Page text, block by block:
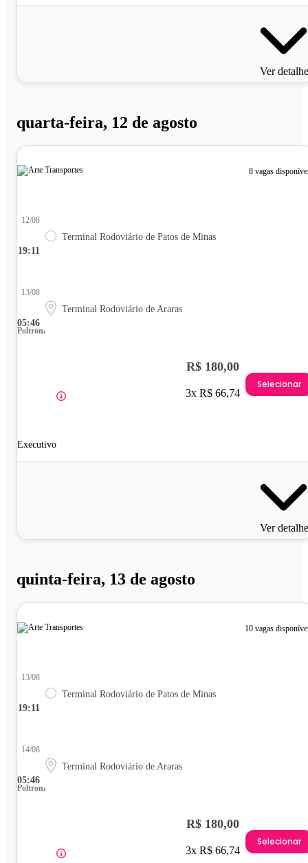
Ver
quarta-feira, 12 de agosto
8 vagas
19:11
12/08
Terminal Rodoviário de Patos de Minas
05:46
13/08
Terminal Rodoviário de Araras
Poltrona
Executivo
R$ 180,00
3x R$ 66,74
Selecionar
Ver
quinta-feira, 13 de agosto
10 vagas
19:11
13/08
Terminal Rodoviário de Patos de Minas
05:46
14/08
Terminal Rodoviário de Araras
Poltrona
R$ 180,00
3x R$ 66,74
Selecionar